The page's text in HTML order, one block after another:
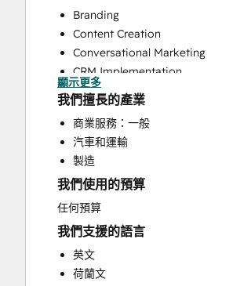
Branding
Content Creation
Conversational Marketing
CRM Implementation
CRM Migration
Custom API Integrations
Customer Marketing
Customer Success Training
Email Marketing
Full Inbound Marketing Services
Knowledge Base Development
Paid Advertising
Public Relations
Sales and Marketing Alignment
Sales Coaching and Training
顯示更多
我們擅長的產業
商業服務：一般
汽車和運輸
製造
我們使用的預算
任何預算
我們支援的語言
英文
荷蘭文